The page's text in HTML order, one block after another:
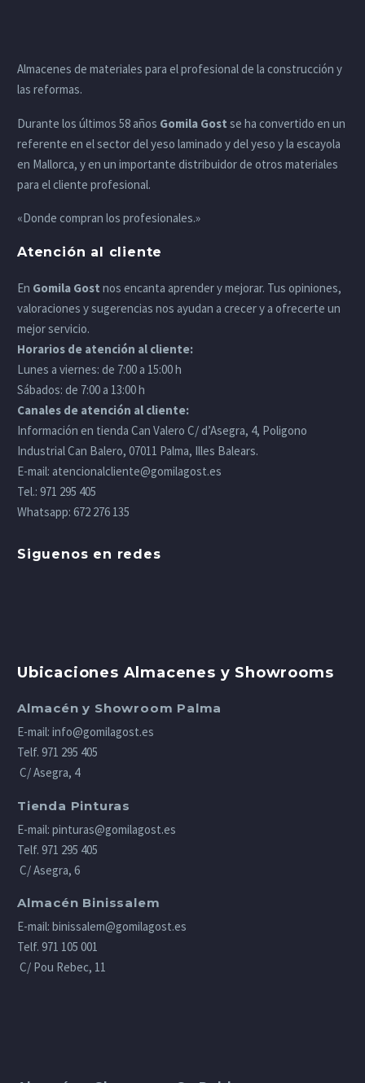
Almacenes de materiales para el profesional de la construcción y
las reformas.
Durante los últimos 58 años Gomila Gost se ha convertido en un
referente en el sector del yeso laminado y del yeso y la escayola
en Mallorca, y en un importante distribuidor de otros materiales
para el cliente profesional.
«Donde compran los profesionales.»
Atención al cliente
En Gomila Gost nos encanta aprender y mejorar. Tus opiniones,
valoraciones y sugerencias nos ayudan a crecer y a ofrecerte un
mejor servicio.
Horarios de atención al cliente:
Lunes a viernes: de 7:00 a 15:00 h
Sábados: de 7:00 a 13:00 h
Canales de atención al cliente:
Información en tienda Can Valero C/ d’Asegra, 4, Poligono
Industrial Can Balero, 07011 Palma, Illes Balears.
E-mail: atencionalcliente@gomilagost.es
Tel.: 971 295 405
Whatsapp: 672 276 135
Siguenos en redes
Ubicaciones Almacenes y Showrooms
Almacén y Showroom Palma
E-mail: info@gomilagost.es
Telf. 971 295 405
C/ Asegra, 4
Tienda Pinturas
E-mail: pinturas@gomilagost.es
Telf. 971 295 405
C/ Asegra, 6
Almacén Binissalem
E-mail: binissalem@gomilagost.es
Telf. 971 105 001
C/ Pou Rebec, 11